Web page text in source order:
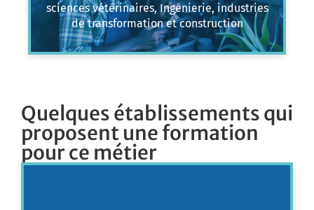
sciences vétérinaires, Ingénierie, industries
de transformation et construction
Quelques établissements qui
proposent une formation
pour ce métier